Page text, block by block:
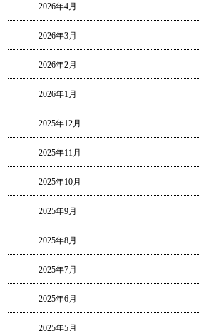
2026年4月
2026年3月
2026年2月
2026年1月
2025年12月
2025年11月
2025年10月
2025年9月
2025年8月
2025年7月
2025年6月
2025年5月